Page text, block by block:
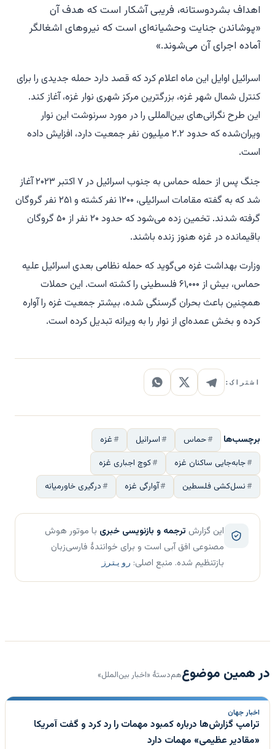
اهداف بشردوستانه، فریبی آشکار است که هدف آن
«پوشاندن جنایت وحشیانه‌ای است که نیروهای اشغالگر
آماده اجرای آن می‌شوند.»
اسرائیل اوایل این ماه اعلام کرد که قصد دارد حمله جدیدی را برای
کنترل شمال شهر غزه، بزرگترین مرکز شهری نوار غزه، آغاز کند.
این طرح نگرانی‌های بین‌المللی را در مورد سرنوشت این نوار
ویران‌شده که حدود ۲.۲ میلیون نفر جمعیت دارد، افزایش داده
است.
جنگ پس از حمله حماس به جنوب اسرائیل در ۷ اکتبر ۲۰۲۳ آغاز
شد که به گفته مقامات اسرائیلی، ۱۲۰۰ نفر کشته و ۲۵۱ نفر گروگان
گرفته شدند. تخمین زده می‌شود که حدود ۲۰ نفر از ۵۰ گروگان
باقیمانده در غزه هنوز زنده باشند.
وزارت بهداشت غزه می‌گوید که حمله نظامی بعدی اسرائیل علیه
حماس، بیش از ۶۱,۰۰۰ فلسطینی را کشته است. این حملات
همچنین باعث بحران گرسنگی شده، بیشتر جمعیت غزه را آواره
کرده و بخش عمده‌ای از نوار را به ویرانه تبدیل کرده است.
اشتراک:
برچسب‌ها حماس اسرائیل
غزه
جابه‌جایی ساکنان غزه
کوچ اجباری غزه
نسل‌کشی فلسطین
آوارگی غزه درگیری خاورمیانه
این گزارش ترجمه و بازنویسی خبری با موتور هوش
مصنوعی افق آبی است و برای خوانندهٔ فارسی‌زبان
بازتنظیم شده. منبع اصلی: رویترز
در همین موضوعهم‌دستهٔ «اخبار بین‌الملل»
اخبار جهان
ترامپ گزارش‌ها درباره کمبود مهمات را رد کرد و گفت آمریکا
«مقادیر عظیمی» مهمات دارد